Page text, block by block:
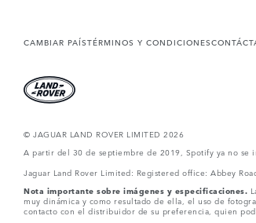
CAMBIAR PAÍSTÉRMINOS Y CONDICIONES
© JAGUAR LAND ROVER LIMITED 2026
A partir del 30 de septiembre de 2019, Spotify ya no se
Jaguar Land Rover Limited: Registered office: Abbey
Nota importante sobre imágenes y especificaciones.
muy dinámica y como resultado de ella, el uso de
contacto con el distribuidor de su preferencia, quien